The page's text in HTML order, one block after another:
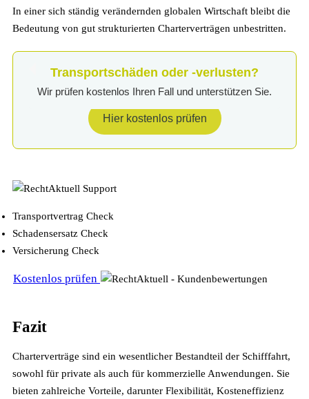
In einer sich ständig verändernden globalen Wirtschaft bleibt die
Bedeutung von gut strukturierten Charterverträgen unbestritten.
Transportschäden oder -verlusten?
Wir prüfen kostenlos Ihren Fall und unterstützen Sie.
Hier kostenlos prüfen
Transportvertrag Check
Schadensersatz Check
Versicherung Check
Kostenlos prüfen
Fazit
Charterverträge sind ein wesentlicher Bestandteil der Schifffahrt,
sowohl für private als auch für kommerzielle Anwendungen. Sie
bieten zahlreiche Vorteile, darunter Flexibilität, Kosteneffizienz